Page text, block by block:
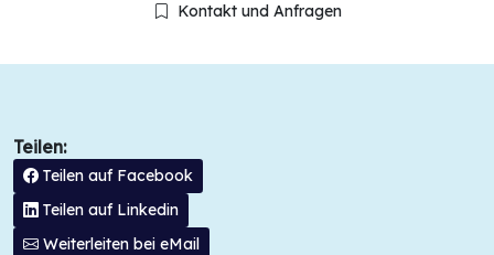
Kontakt und Anfragen
Teilen:
Teilen auf Facebook
Teilen auf Linkedin
Weiterleiten bei eMail